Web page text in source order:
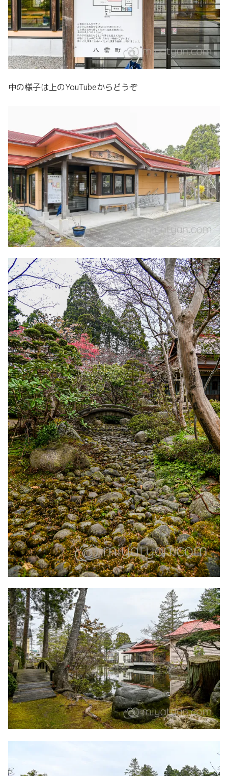
中の様子は上のYouTubeからどうぞ